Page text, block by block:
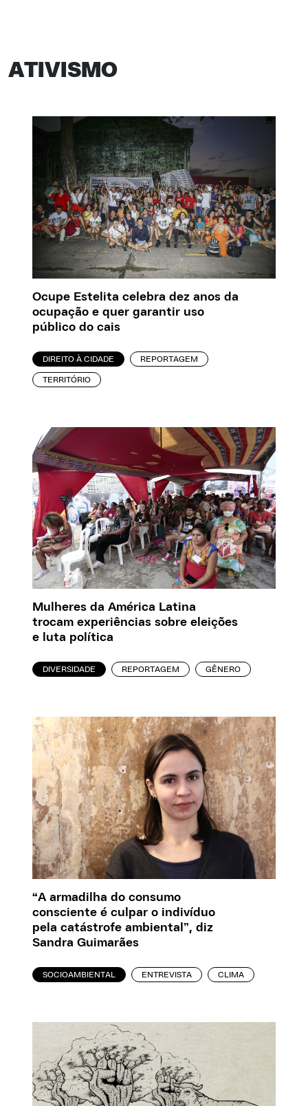
ATIVISMO
Ocupe Estelita celebra dez anos da
ocupação e quer garantir uso
público do cais
DIREITO À CIDADE REPORTAGEM
TERRITÓRIO
Mulheres da América Latina
trocam experiências sobre eleições
e luta política
DIVERSIDADE REPORTAGEM GÊNERO
“A armadilha do consumo
consciente é culpar o indivíduo
pela catástrofe ambiental”, diz
Sandra Guimarães
SOCIOAMBIENTAL ENTREVISTA CLIMA